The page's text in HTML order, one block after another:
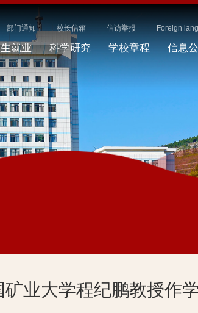
部门通知 校长信箱 信访举报 Foreign
就业 科学研究 学校章程 信息
业大学程纪鹏教授作